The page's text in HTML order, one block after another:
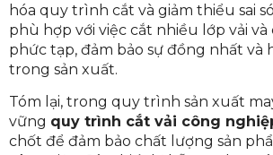
hóa quy trình cắt và giảm thiểu sai
phù hợp với việc cắt nhiều lớp vải
phức tạp, đảm bảo sự đồng nhất và
trong sản xuất.
Tóm lại, trong quy trình sản xuất
vững quy trình cắt vải công
chốt để đảm bảo chất lượng sản